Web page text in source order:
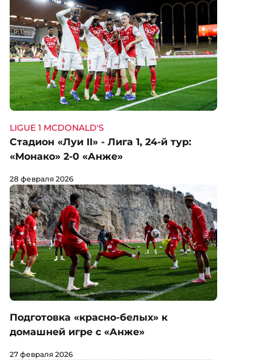
LIGUE 1 MCDONALD'S
Стадион «Луи II» - Лига 1, 24-й тур:
«Монако» 2-0 «Анже»
28 февраля 2026
Подготовка «красно-белых» к
домашней игре с «Анже»
27 февраля 2026